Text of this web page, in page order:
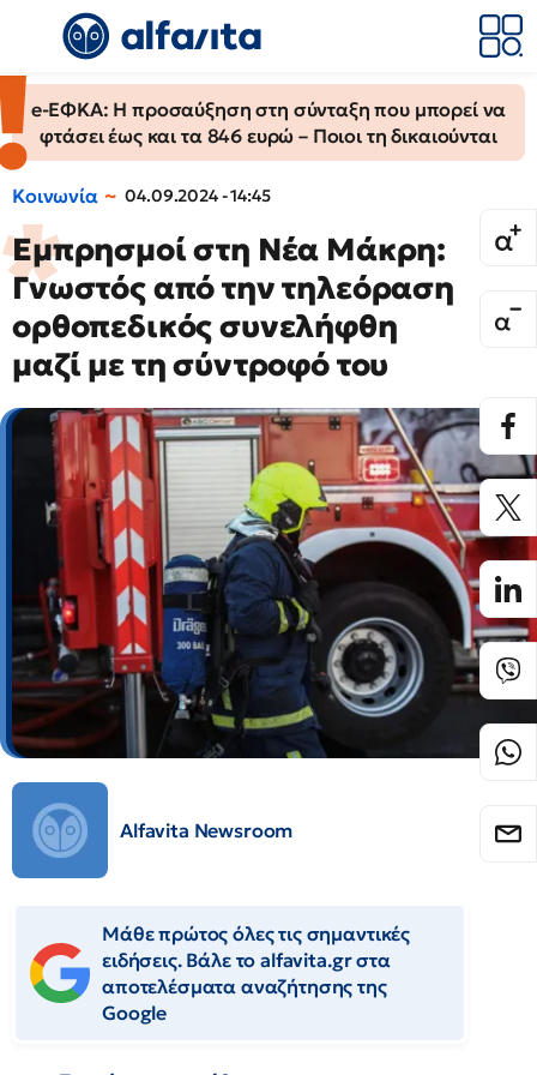
e-ΕΦΚΑ: Η προσαύξηση στη σύνταξη που μπορεί να
φτάσει έως και τα 846 ευρώ – Ποιοι τη δικαιούνται
Κοινωνία 04.09.2024 - 14:45
Εμπρησμοί στη Νέα Μάκρη:
Γνωστός από την τηλεόραση
ορθοπεδικός συνελήφθη
μαζί με τη σύντροφό του
Alfavita Newsroom
Μάθε πρώτος όλες τις σημαντικές
ειδήσεις. Βάλε το alfavita.gr στα
αποτελέσματα αναζήτησης της
Google